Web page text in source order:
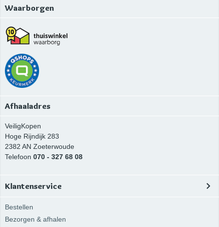
Waarborgen
Afhaaladres
VeiligKopen
Hoge Rijndijk 283
2382 AN Zoeterwoude
Telefoon 070 - 327 68 08
Klantenservice
Bestellen
Bezorgen & afhalen